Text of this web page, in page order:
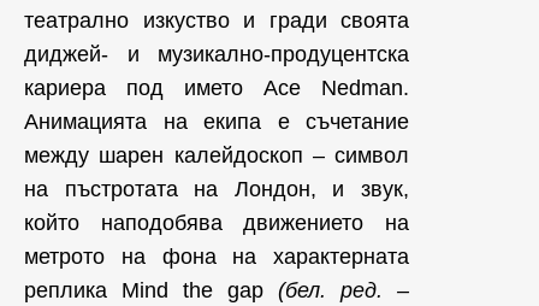
театрално изкуство и гради своята
диджей- и музикално-продуцентска
кариера под името Ace Nedman.
Анимацията на екипа е съчетание
между шарен калейдоскоп – символ
на пъстротата на Лондон, и звук,
който наподобява движението на
метрото на фона на характерната
реплика Mind the gap (бел. ред. –